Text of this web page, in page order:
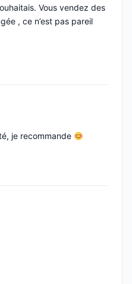
Vous vendez des
, ce n’est pas pareil
je recommande